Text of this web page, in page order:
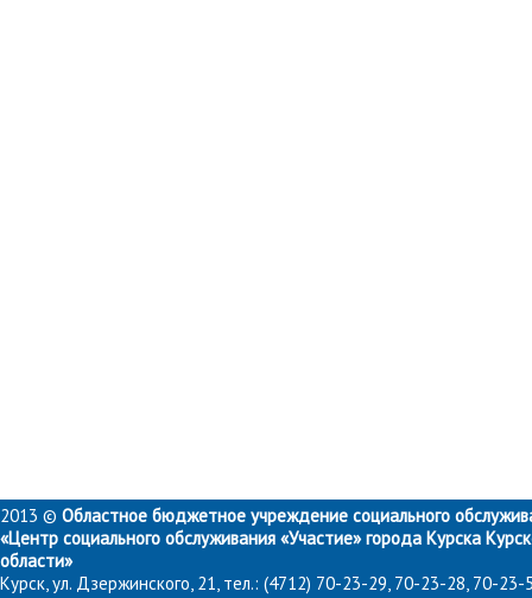
2013 © Областное бюджетное учреждение социального
«Центр социального обслуживания «Участие» города Курска
области»
Курск, ул. Дзержинского, 21, тел.: (4712) 70-23-29, 70-23-28, 70-23-